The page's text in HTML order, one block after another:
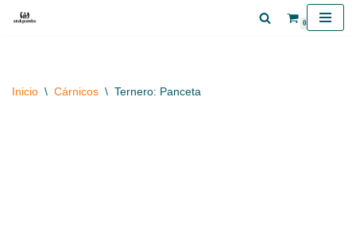
0
Inicio \ Cárnicos \ Ternero: Panceta